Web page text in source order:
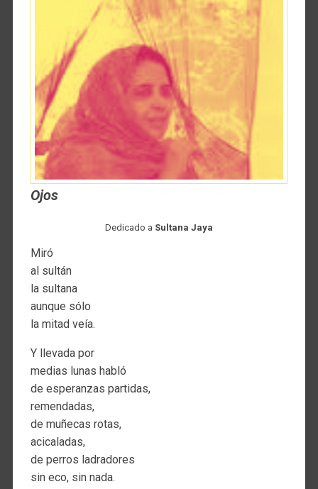
Ojos
Dedicado a Sultana Jaya
Miró
al sultán
la sultana
aunque sólo
la mitad veía.
Y llevada por
medias lunas habló
de esperanzas partidas,
remendadas,
de muñecas rotas,
acicaladas,
de perros ladradores
sin eco, sin nada.